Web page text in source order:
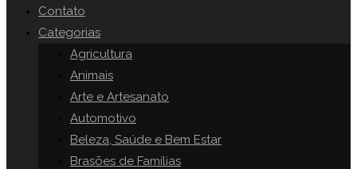
Contato
Categorias
Agricultura
Animais
Arte e Artesanato
Automotivo
Beleza, Saúde e Bem Estar
Brasões de Famílias